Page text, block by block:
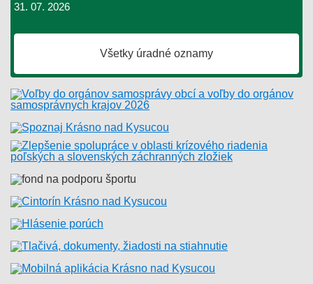
31. 07. 2026
Všetky úradné oznamy